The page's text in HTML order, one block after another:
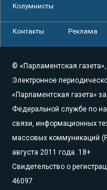
Колумнисты
Контакты Реклама
© «Парламентская газета»,
Электронное
«Парламентская газета»
Федеральной службе по
связи, информационных
массовых коммуникаций
августа 2011 года. 18+
Свидетельство о
46097